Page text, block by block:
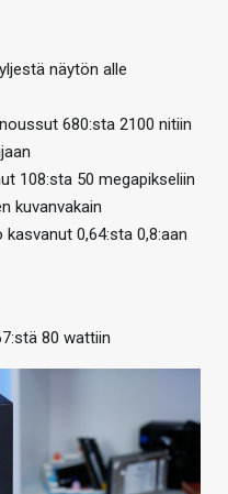
näytön alle
680:sta 2100 nitiin
108:sta 50 megapikseliin
kuvanvakain
0,64:sta 0,8:aan
80 wattiin